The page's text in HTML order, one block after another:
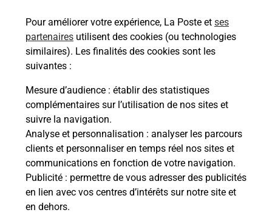
Pour améliorer votre expérience, La Poste et ses
partenaires utilisent des cookies (ou technologies
similaires). Les finalités des cookies sont les
suivantes :
Mesure d’audience : établir des statistiques
complémentaires sur l’utilisation de nos sites et
suivre la navigation.
Analyse et personnalisation : analyser les parcours
clients et personnaliser en temps réel nos sites et
communications en fonction de votre navigation.
Publicité : permettre de vous adresser des publicités
en lien avec vos centres d’intérêts sur notre site et
en dehors.
Malin !
La Poste
en ligne
Ouvert 24h/24
En savoir plus